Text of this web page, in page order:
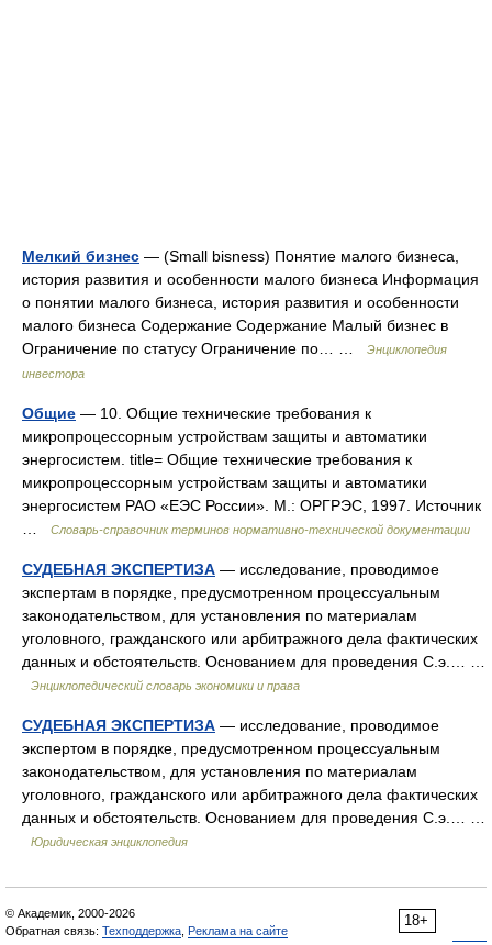
Мелкий бизнес — (Small bisness) Понятие малого бизнеса,
история развития и особенности малого бизнеса Информация
о понятии малого бизнеса, история развития и особенности
малого бизнеса Содержание Содержание Малый бизнес в
Ограничение по статусу Ограничение по… …
Энциклопедия
инвестора
Общие — 10. Общие технические требования к
микропроцессорным устройствам защиты и автоматики
энергосистем. title= Общие технические требования к
микропроцессорным устройствам защиты и автоматики
энергосистем РАО «ЕЭС России». М.: ОРГРЭС, 1997. Источник
Словарь-справочник терминов нормативно-технической документации
СУДЕБНАЯ ЭКСПЕРТИЗА — исследование, проводимое
экспертам в порядке, предусмотренном процессуальным
законодательством, для установления по материалам
уголовного, гражданского или арбитражного дела фактических
данных и обстоятельств. Основанием для проведения С.э.… …
Энциклопедический словарь экономики и права
СУДЕБНАЯ ЭКСПЕРТИЗА — исследование, проводимое
экспертом в порядке, предусмотренном процессуальным
законодательством, для установления по материалам
уголовного, гражданского или арбитражного дела фактических
данных и обстоятельств. Основанием для проведения С.э.… …
Юридическая энциклопедия
18+
© Академик, 2000-2026
Обратная связь: Техподдержка Реклама на сайте